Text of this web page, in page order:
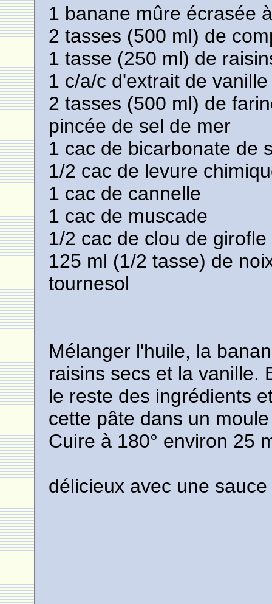
1 banane mûre écrasée
2 tasses (500 ml) de
1 tasse (250 ml) de
1 c/a/c d'extrait de vanille
2 tasses (500 ml) de
pincée de sel de mer
1 cac de bicarbonate de
1/2 cac de levure
1 cac de cannelle
1 cac de muscade
1/2 cac de clou de girofle
125 ml (1/2 tasse) de
tournesol
Mélanger l'huile, la
raisins secs et la vanille.
le reste des ingrédients
cette pâte dans un
Cuire à 180° environ 25
délicieux avec une